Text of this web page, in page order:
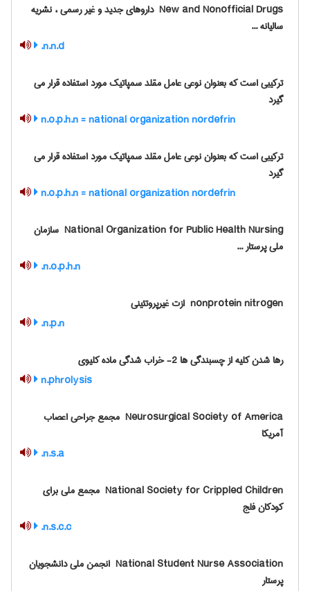
‎ New and Nonofficial Drugs داروهای جدید و غیر رسمی ، نشریه
سالیانه ...
n.n.d.
ترکیبی است که بعنوان نوعی عامل مقلد سمپاتیک مورد استفاده قرار می
گیرد
n.o.p.h.n = national organization nordefrin
ترکیبی است که بعنوان نوعی عامل مقلد سمپاتیک مورد استفاده قرار می
گیرد
n.o.p.h.n = national organization nordefrin
‎ National Organization for Public Health Nursing سازمان
ملی پرستار ...
n.o.p.h.n.
‎ nonprotein nitrogen ازت غیرپروتئینی
n.p.n.
رها شدن کلیه از چسبندگی ها 2- خراب شدگی ماده کلیوی
n.phrolysis
‎ Neurosurgical Society of America مجمع جراحی اعصاب
آمریکا
n.s.a.
‎ National Society for Crippled Children مجمع ملی برای
کودکان فلج
n.s.c.c.
‎ National Student Nurse Association انجمن ملی دانشجویان
پرستار